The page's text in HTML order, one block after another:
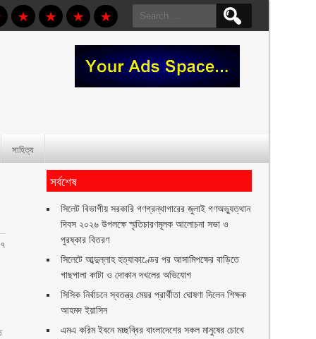
Search
for:
সাহিত্য
সর্বশেষ
সিলেট বিভাগীয় সরকারি গণগ্রন্থাগারের জুলাই গণঅভ্যুত্থান
দিবস ২০২৬ উপলক্ষে স্মৃতিচারণমূলক আলোচনা সভা ও
পুরষ্কার বিতরণ ‎ ‎
সিলেটে আব্দুল্লাহ হত্যাকাণ্ডের পর আসামিপক্ষের বাড়িতে
গাছপালা কাটা ও দোকান দখলের অভিযোগ
সিসিক নির্বাচনে স্বতন্ত্র মেয়র প্রার্থীতা ঘোষণা দিলেন শিক্ষক
আহমদ ইয়াসিন
এমএ করিম ইবনে মচ্ছব্বির বাংলাদেশের সকল মানুষের চোখে